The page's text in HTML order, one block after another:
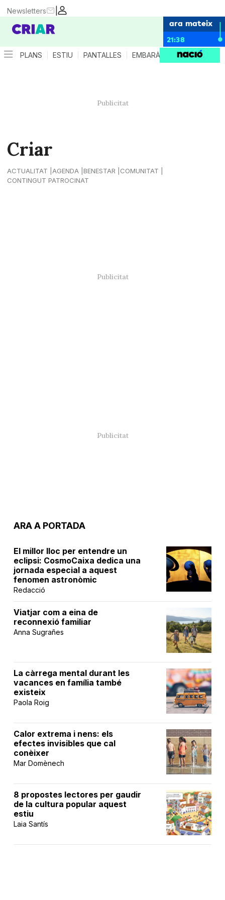
|
Newsletters
ara mateix
21:38
PLANS ESTIU PANTALLES EMBARÀS CRIANÇA
Criar
ACTUALITAT AGENDA BENESTAR
COMUNITAT
CONTINGUT PATROCINAT
ARA A PORTADA
El millor lloc per entendre un
eclipsi: CosmoCaixa dedica una
jornada especial a aquest
fenomen astronòmic
Redacció
Viatjar com a eina de
reconnexió familiar
Anna Sugrañes
La càrrega mental durant les
vacances en família també
existeix
Paola Roig
Calor extrema i nens: els
efectes invisibles que cal
conèixer
Mar Domènech
8 propostes lectores per gaudir
de la cultura popular aquest
estiu
Laia Santís